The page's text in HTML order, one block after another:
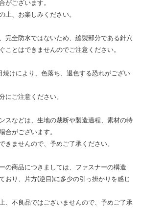
がございます。
上、お楽しみください。
完全防水ではないため、縫製部分である針穴
ことはできませんのでご注意ください。
焼けにより、色落ち、退色する恐れがござい
にご注意ください。
スなどは、生地の裁断や製造過程、素材の特
合がございます。
きませんので、予めご了承ください。
の商品につきましては、ファスナーの構造
おり、片方(逆目)に多少の引っ掛かりを感じ
、不良品ではございませんので、予めご了承